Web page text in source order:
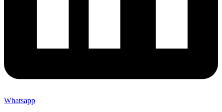
Whatsapp